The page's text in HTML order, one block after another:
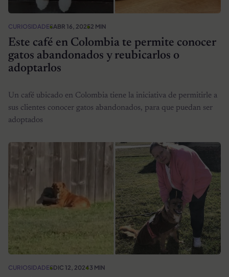
CURIOSIDADESABR 16, 20252 MIN
Este café en Colombia te permite conocer
gatos abandonados y reubicarlos o
adoptarlos
Un café ubicado en Colombia tiene la iniciativa de permitirle a
sus clientes conocer gatos abandonados, para que puedan ser
adoptados
CURIOSIDADESDIC 12, 20243 MIN